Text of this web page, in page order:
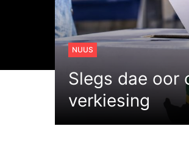
NUUS
Slegs dae oor
verkiesing